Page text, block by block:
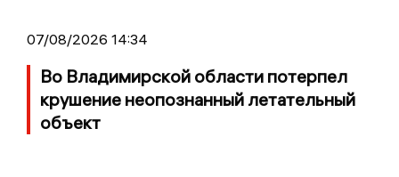
07/08/2026 14:34
Во Владимирской области потерпел
крушение неопознанный летательный
объект